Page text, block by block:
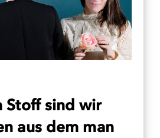
Stoff sind wir
aus dem man